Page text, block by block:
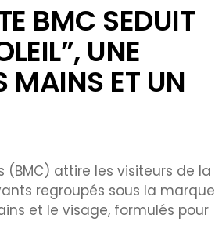
BMC SEDUIT
UNE
MAINS ET UN
(BMC) attire les visiteurs de la
regroupés sous la marque
et le visage, formulés pour